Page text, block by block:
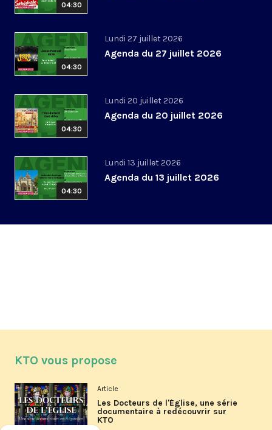
04:30
04:30
Lundi 27 juillet 2026
Agenda du 27 juillet 2026
04:30
Lundi 20 juillet 2026
Agenda du 20 juillet 2026
04:30
Lundi 13 juillet 2026
Agenda du 13 juillet 2026
KTO vous propose
Article
Les Docteurs de l'Église, une série
documentaire à redécouvrir sur
KTO